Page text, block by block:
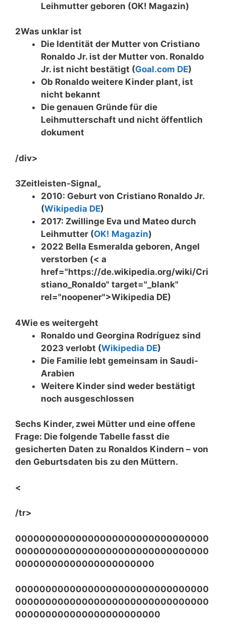
Leihmutter geboren (OK! Magazin)
2Was unklar ist
Die Identität der Mutter von Cristiano
Ronaldo Jr. ist der Mutter von. Ronaldo
Jr. ist nicht bestätigt (Goal.com DE)
Ob Ronaldo weitere Kinder plant, ist
nicht bekannt
Die genauen Gründe für die
Leihmutterschaft und nicht öffentlich
dokument
/div>
3Zeitleisten-Signal„
2010: Geburt von Cristiano Ronaldo Jr.
(Wikipedia DE)
2017: Zwillinge Eva und Mateo durch
Leihmutter (OK! Magazin)
2022 Bella Esmeralda geboren, Angel
verstorben (< a
href="https://de.wikipedia.org/wiki/Cri
stiano_Ronaldo" target="_blank"
rel="noopener">Wikipedia DE)
4Wie es weitergeht
Ronaldo und Georgina Rodríguez sind
2023 verlobt (Wikipedia DE)
Die Familie lebt gemeinsam in Saudi-
Arabien
Weitere Kinder sind weder bestätigt
noch ausgeschlossen
Sechs Kinder, zwei Mütter und eine offene
Frage: Die folgende Tabelle fasst die
gesicherten Daten zu Ronaldos Kindern – von
den Geburtsdaten bis zu den Müttern.
<
/tr>
00000000000000000000000000000000
00000000000000000000000000000000
00000000000000000000000
00000000000000000000000000000000
00000000000000000000000000000000
000000000000000000000000